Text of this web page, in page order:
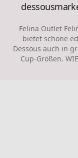
Felina Outlet
bietet schöne
Dessous auch in
Cup-Größen.